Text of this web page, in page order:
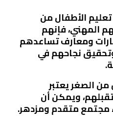
الأطفال من
المهني، فإنهم
ومعارف تساعدهم
نجاحهم في
من الصغر يعتبر
ويمكن أن
مجتمع متقدم ومزدهر.